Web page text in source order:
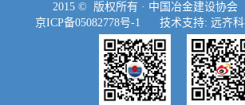
2015 © 版权所有 · 中国冶金建设协会
京ICP备05082778号-1 技术支持: 远齐